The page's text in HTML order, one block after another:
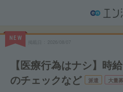
NEW
【医療行為はナシ】時
のチェックなど
派遣 大量